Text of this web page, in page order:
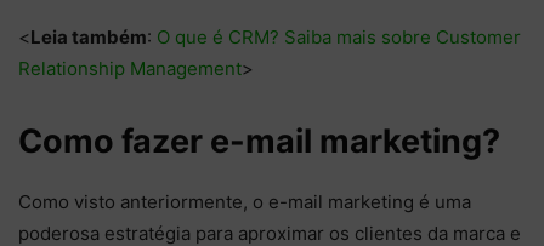
<Leia também: O que é CRM? Saiba mais sobre Customer
Relationship Management>
Como fazer e-mail marketing?
Como visto anteriormente, o e-mail marketing é uma
poderosa estratégia para aproximar os clientes da marca e